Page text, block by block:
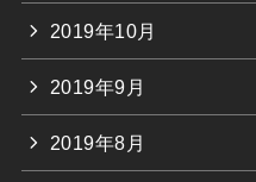
2019年10月
2019年9月
2019年8月